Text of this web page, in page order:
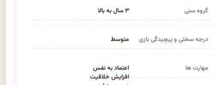
گروه سنی ۳ سال به بالا
درجه سختی و پیچیدگی بازی متوسط
مهارت ها
اعتماد به نفس
افزایش خلاقیت